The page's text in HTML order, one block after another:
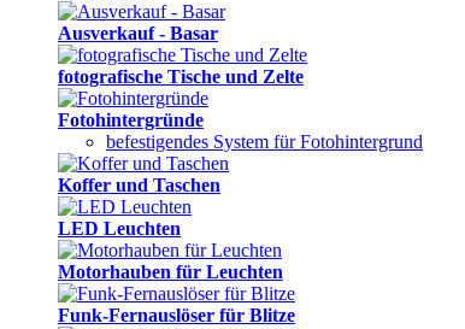
Ausverkauf - Basar
fotografische Tische und Zelte
Fotohintergründe
befestigendes System für Fotohintergrund
Koffer und Taschen
LED Leuchten
Motorhauben für Leuchten
Funk-Fernauslöser für Blitze